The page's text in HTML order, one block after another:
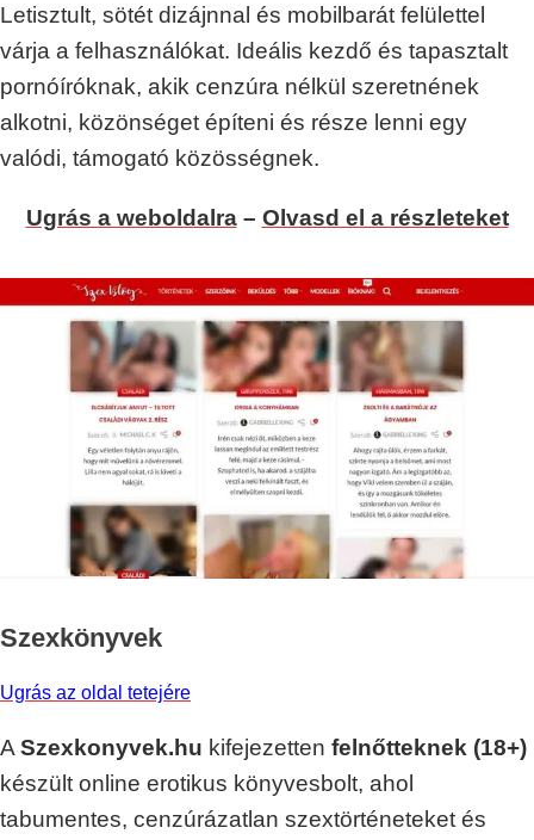
Letisztult, sötét dizájnnal és mobilbarát felülettel
várja a felhasználókat. Ideális kezdő és tapasztalt
pornóíróknak, akik cenzúra nélkül szeretnének
alkotni, közönséget építeni és része lenni egy
valódi, támogató közösségnek.
Ugrás a weboldalra– Olvasd el a részleteket
Szexkönyvek
Ugrás az oldal tetejére
A Szexkonyvek.hu kifejezetten felnőtteknek (18+)
készült online erotikus könyvesbolt, ahol
tabumentes, cenzúrázatlan szextörténeteket és